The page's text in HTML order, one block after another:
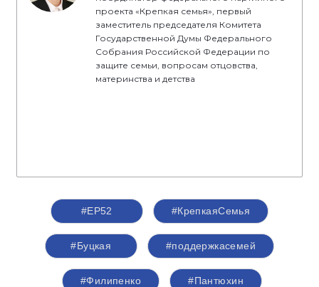
проекта «Крепкая семья», первый
заместитель председателя Комитета
Государственной Думы Федерального
Собрания Российской Федерации по
защите семьи, вопросам отцовства,
материнства и детства
#ЕР52 #КрепкаяСемья
#Буцкая #поддержкасемей
#Филипенко #Пантюхин